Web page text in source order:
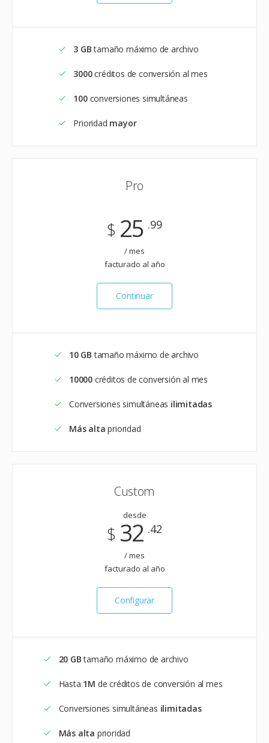
3 GBtamaño máximo de archivo
3000créditos de conversión al mes
100conversiones simultáneas
Prioridad mayor
Pro
$ 25 .99
/ mes
facturado al año
Continuar
10 GB tamaño máximo de archivo
10000 créditos de conversión al mes
Conversiones simultáneas ilimitadas
Más alta prioridad
Custom
desde
$ 32 .42
/ mes
facturado al año
Configurar
20 GBtamaño máximo de archivo
Hasta 1M de créditos de conversión al mes
Conversiones simultáneas ilimitadas
Más alta prioridad